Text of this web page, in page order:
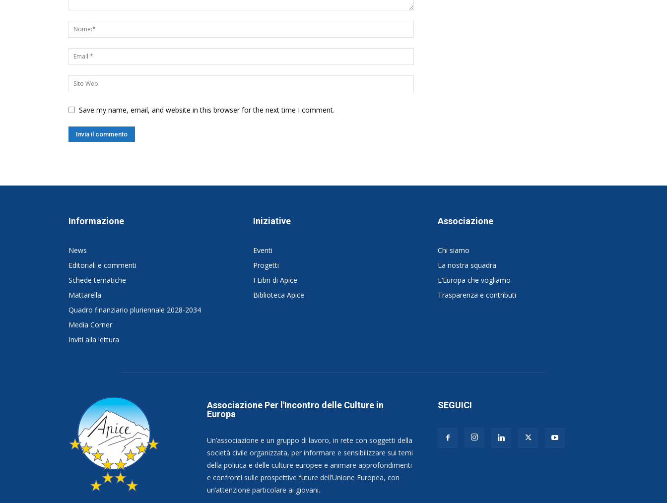
Save my name, email, and website in this browser for the next time I comment.
Informazione
News
Editoriali e commenti
Schede tematiche
Mattarella
Quadro finanziario pluriennale 2028-2034
Media Corner
Inviti alla lettura
Iniziative
Eventi
Progetti
I Libri di Apice
Biblioteca Apice
Associazione
Chi siamo
La nostra squadra
L’Europa che vogliamo
Trasparenza e contributi
Associazione Per l'Incontro delle Culture in
Europa
Un’associazione e un gruppo di lavoro, in rete con soggetti della
società civile organizzata, per informare e sensibilizzare sui temi
della politica e delle culture europee e animare approfondimenti
e confronti sulle prospettive future dell’Unione Europea, con
un’attenzione particolare ai giovani.
SEGUICI